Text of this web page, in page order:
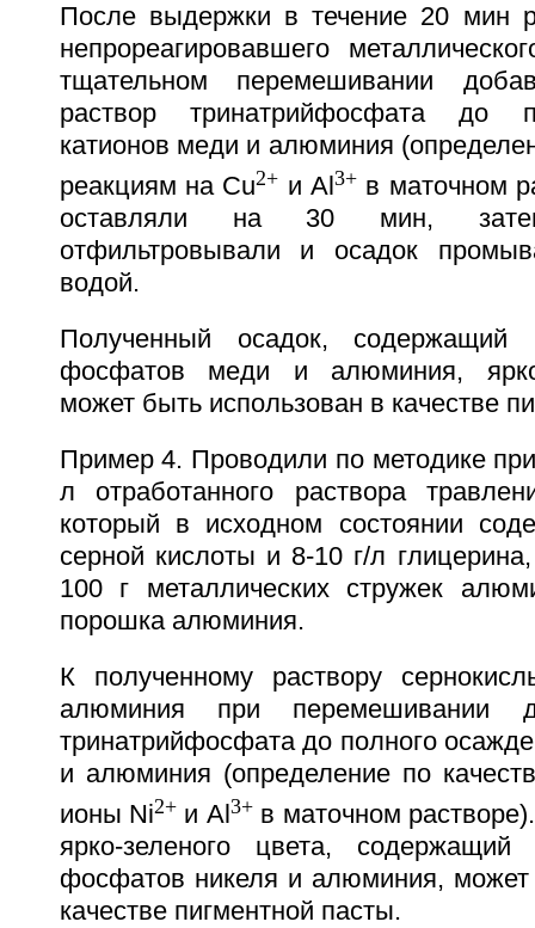
После выдержки в течение 20 мин
непрореагировавшего
тщательном перемешивании
раствор тринатрийфосфата до
катионов меди и алюминия
реакциям на Cu2+ и Al 3+в маточном
оставляли на 30 мин, затем
отфильтровывали и осадок
водой.
Полученный осадок,
фосфатов меди и алюминия,
может быть использован в качестве
Пример 4. Проводили по методике
л отработанного раствора
который в исходном состоянии
серной кислоты и 8-10 г/л
100 г металлических стружек
порошка алюминия.
К полученному раствору
алюминия при перемешивании
тринатрийфосфата до полного
и алюминия (определение по
ионы Ni2+ и Al 3+в маточном
ярко-зеленого цвета,
фосфатов никеля и алюминия, может
качестве пигментной пасты.